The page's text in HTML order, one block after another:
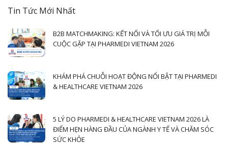
Tin Tức Mới Nhất
B2B MATCHMAKING: KẾT NỐI VÀ TỐI ƯU GIÁ TRỊ MỖI
CUỘC GẶP TẠI PHARMEDI VIETNAM 2026
KHÁM PHÁ CHUỖI HOẠT ĐỘNG NỔI BẬT TẠI PHARMEDI
& HEALTHCARE VIETNAM 2026
5 LÝ DO PHARMEDI & HEALTHCARE VIETNAM 2026 LÀ
ĐIỂM HẸN HÀNG ĐẦU CỦA NGÀNH Y TẾ VÀ CHĂM SÓC
SỨC KHỎE